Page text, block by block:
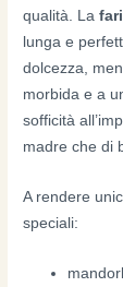
qualità. La
lunga e
dolcezza,
morbida e a
sofficità
madre che di
A rendere
speciali: